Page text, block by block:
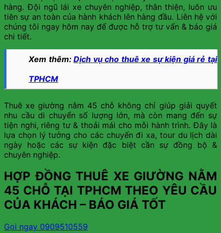
hàng. Đội ngũ lái xe chuyên nghiệp, thân thiện, luôn ưu
tiên sự an toàn của hành khách lên hàng đầu. Liên hệ với
chúng tôi ngay hôm nay để được hỗ trợ tư vấn & báo giá
chi tiết.
Xem thêm:Dịch vụ cho thuê xe sự kiện giá rẻ tại
TPHCM
Thuê xe giường nằm 45 chỗ không chỉ giúp giải quyết
nhu cầu di chuyển số lượng lớn, mà còn mang đến sự
tiện nghi, riêng tư & thoải mái cho mỗi hành trình. Đây là
lựa chọn lý tưởng cho các chuyến đi xa, tour du lịch dài
ngày hoặc các sự kiện đặc biệt cần sự đồng bộ &
chuyên nghiệp.
HỢP ĐỒNG THUÊ XE GIƯỜNG NẰM
45 CHỖ TẠI TPHCM THEO YÊU CẦU
CỦA KHÁCH – BÁO GIÁ TỐT
Gọi ngay 0909510559